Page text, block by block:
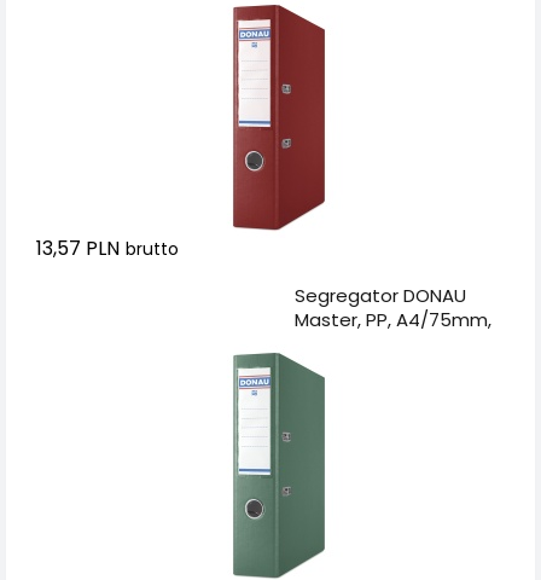
13,57 PLN brutto
Segregator DONAU
Master, PP, A4/75mm,